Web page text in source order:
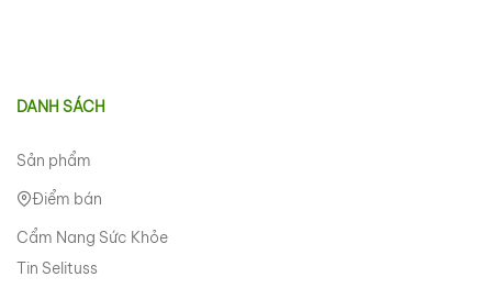
DANH SÁCH
Sản phẩm
Điểm bán
Cẩm Nang Sức Khỏe
Tin Selituss